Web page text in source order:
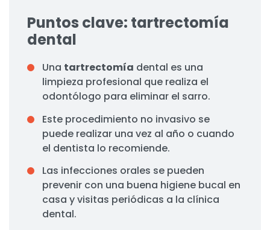
Puntos clave: tartrectomía
dental
Una tartrectomía dental es una
limpieza profesional que realiza el
odontólogo para eliminar el sarro.
Este procedimiento no invasivo se
puede realizar una vez al año o cuando
el dentista lo recomiende.
Las infecciones orales se pueden
prevenir con una buena higiene bucal en
casa y visitas periódicas a la clínica
dental.